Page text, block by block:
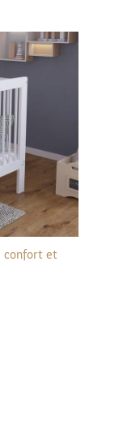
confort et